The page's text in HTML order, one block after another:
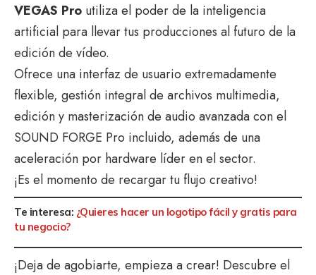
VEGAS Pro utiliza el poder de la inteligencia
artificial para llevar tus producciones al futuro de la
edición de vídeo.
Ofrece una interfaz de usuario extremadamente
flexible, gestión integral de archivos multimedia,
edición y masterización de audio avanzada con el
SOUND FORGE Pro incluido, además de una
aceleración por hardware líder en el sector.
¡Es el momento de recargar tu flujo creativo!
Te interesa: ¿Quieres hacer un logotipo fácil y gratis para
tu negocio?
¡Deja de agobiarte, empieza a crear! Descubre el